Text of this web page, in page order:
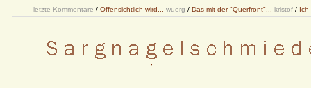
letzte Kommentare / Offensichtlich wird... wuerg / Das mit der "Querfront"... kristof / Ich